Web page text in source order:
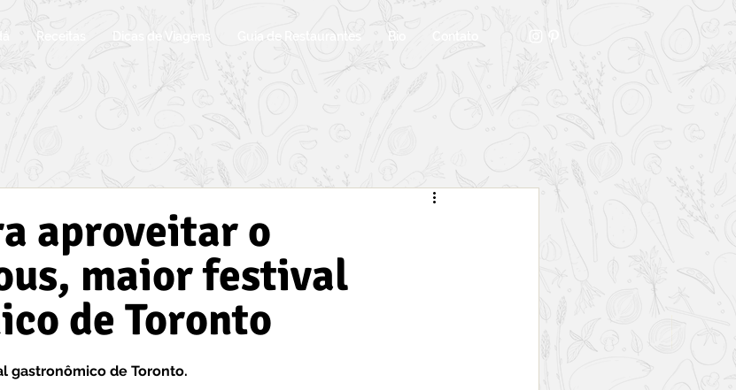
Contato
Bio
Guia de Restaurantes
Dicas de Viagens
Receitas
aproveitar o
maior festival
de Toronto
gastronômico de Toronto.